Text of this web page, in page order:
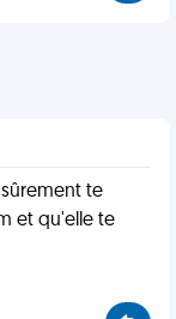
sûrement te
et qu'elle te